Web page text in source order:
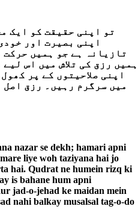
تو اپنی حقیقت کو ایک
اپنی بصیرت اور
تازیانہ ہے جو ہمیں
ہمیں رزق کی تلاش میں اس
اپنی صلاحیتوں کے پر
میں سرگرم رہیں۔ رزق
nazar se dekh; hamari apni
liye woh taziyana hai jo
hai. Qudrat ne humein rizq ki
is bahane hum apni
jad-o-jehad ke maidan mein
nahi balkay musalsal tag-o-do